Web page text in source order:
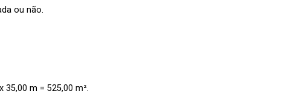
ou não.
35,00 m = 525,00 m².